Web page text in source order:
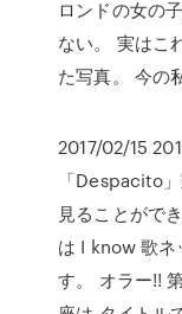
ロンドの女の
ない。 実はこ
た写真。 今の
2017/02/15
「Despacito
見ることがで
は I know 歌ネ
す。 オラー!!